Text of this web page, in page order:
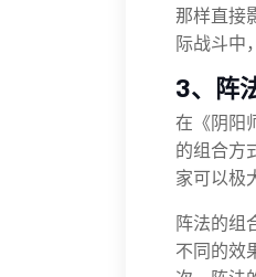
那样直接
际战斗中
3、阵
在《阴阳
的组合方
家可以极
阵法的组
不同的效